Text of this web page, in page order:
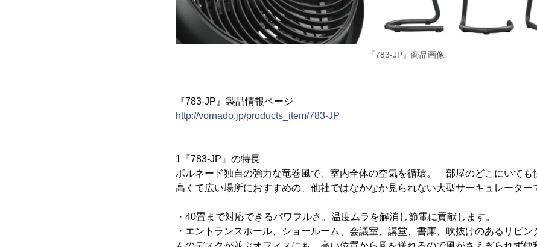
『783-JP』商品画像
『783-JP』製品情報ページ
http://vornado.jp/products_item/783-JP
1『783-JP』の特長
ボルネード独自の強力な竜巻風で、室内全体の空気を循環。「部屋のどこにいても
高くて広い場所におすすめの、他社ではなかなか見られない大型サーキュレーター
・40畳まで対応できるパワフルさ。温度ムラを解消し節電に貢献します。
・エントランスホール、ショールーム、会議室、講堂、書庫、吹抜けのあるリビン